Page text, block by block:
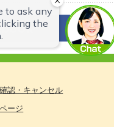
認・キャンセル
ージ